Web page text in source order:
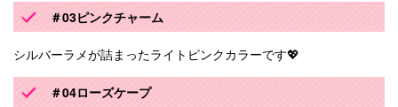
＃03ピンクチャーム
シルバーラメが詰まったライトピンクカラーです💖
＃04ローズケープ